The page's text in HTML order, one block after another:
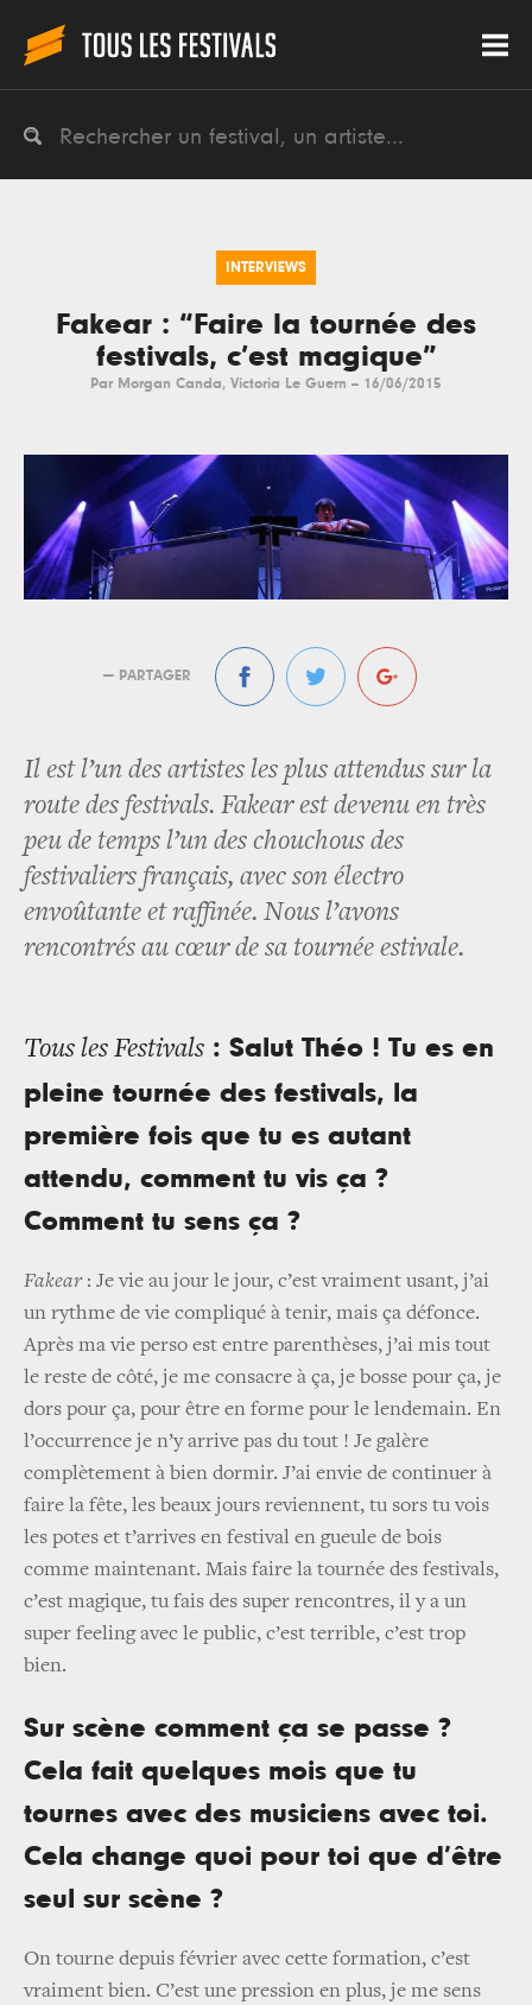
INTERVIEWS
Fakear : “Faire la tournée des
festivals, c’est magique”
Par Morgan Canda, Victoria Le Guern -- 16/06/2015
— PARTAGER
Il est l’un des artistes les plus attendus sur la
route des festivals. Fakear est devenu en très
peu de temps l’un des chouchous des
festivaliers français, avec son électro
envoûtante et raffinée. Nous l’avons
rencontrés au cœur de sa tournée estivale.
Tous les Festivals : Salut Théo ! Tu es en
pleine tournée des festivals, la
première fois que tu es autant
attendu, comment tu vis ça ?
Comment tu sens ça ?
Fakear: Je vie au jour le jour, c’est vraiment usant, j’ai
un rythme de vie compliqué à tenir, mais ça défonce.
Après ma vie perso est entre parenthèses, j’ai mis tout
le reste de côté, je me consacre à ça, je bosse pour ça, je
dors pour ça, pour être en forme pour le lendemain. En
l’occurrence je n’y arrive pas du tout ! Je galère
complètement à bien dormir. J’ai envie de continuer à
faire la fête, les beaux jours reviennent, tu sors tu vois
les potes et t’arrives en festival en gueule de bois
comme maintenant. Mais faire la tournée des festivals,
c’est magique, tu fais des super rencontres, il y a un
super feeling avec le public, c’est terrible, c’est trop
bien.
Sur scène comment ça se passe ?
Cela fait quelques mois que tu
tournes avec des musiciens avec toi.
Cela change quoi pour toi que d’être
seul sur scène ?
On tourne depuis février avec cette formation, c’est
vraiment bien. C’est une pression en plus, je me sens